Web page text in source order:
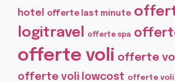
hotel
offerte last minute
logitravel offerte spa
offerte voli offerte
offerte voli lowcost offerte voli